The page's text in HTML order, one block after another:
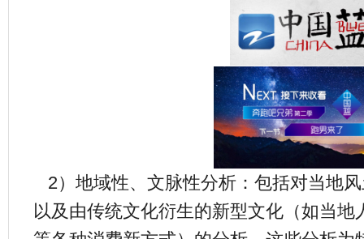
2）地域性、文脉性分析：包括对当地
以及由传统文化衍生的新型文化（如当